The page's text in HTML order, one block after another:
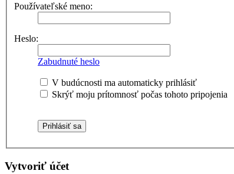
Používateľské meno:
Heslo:
Zabudnuté heslo
V budúcnosti ma automaticky prihlásiť
Skrýť moju prítomnosť počas tohoto pripojenia
Vytvoriť účet